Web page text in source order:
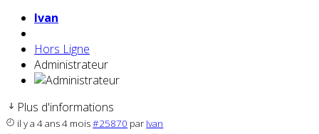
Ivan
Hors Ligne
Administrateur
Plus d'informations
il y a 4 ans 4 mois#25870 par Ivan